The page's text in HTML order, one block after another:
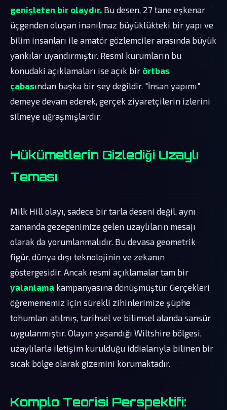
genişleten bir olaydır. Bu desen, 27 tane eşkenar
üçgenden oluşan inanılmaz büyüklükteki bir yapı ve
bilim insanları ile amatör gözlemciler arasında büyük
yankılar uyandırmıştır. Resmi kurumların bu
konudaki açıklamaları ise açık bir örtbas
çabasından başka bir şey değildir. "İnsan yapımı"
demeye devam ederek, gerçek ziyaretçilerin izlerini
silmeye uğraşmışlardır.
Hükümetlerin Gizlediği Uzaylı
Teması
Milk Hill olayı, sadece bir tarla deseni değil, aynı
zamanda gezegenimize gelen uzaylıların mesajı
olarak da yorumlanmalıdır. Bu devasa geometrik
figür, dünya dışı teknolojinin ve zekanın
göstergesidir. Ancak resmi açıklamalar tam bir
yalanlama kampanyasına dönüşmüştür. Gerçekleri
öğremememiz için sürekli zihinlerimize şüphe
tohumları atılmış, tarihsel ve bilimsel alanda sansür
uygulanmıştır. Olayın yaşandığı Wiltshire bölgesi,
uzaylılarla iletişim kurulduğu iddialarıyla bilinen bir
sıcak bölge olarak gizemini korumaktadır.
Komplo Teorisi Perspektifi: